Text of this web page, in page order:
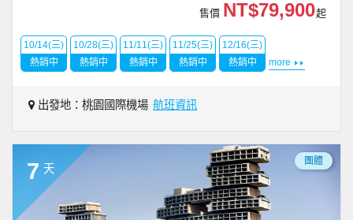
售價 NT$79,900起
10/14(三)
熱銷中
10/28(三)
熱銷中
11/11(三)
熱銷中
11/25(三)
熱銷中
12/16(三)
熱銷中
more
出發地：桃園國際機場 航班資訊
7 天
團體